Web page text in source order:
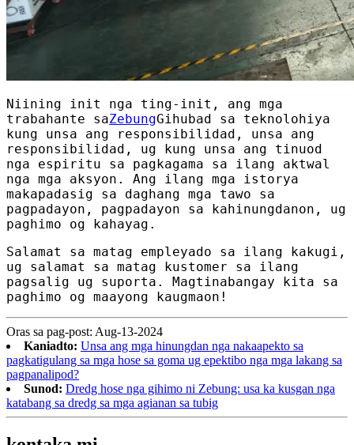
Niining init nga ting-init, ang mga
trabahante saZebungGihubad sa teknolohiya
kung unsa ang responsibilidad, unsa ang
responsibilidad, ug kung unsa ang tinuod
nga espiritu sa pagkagama sa ilang aktwal
nga mga aksyon. Ang ilang mga istorya
makapadasig sa daghang mga tawo sa
pagpadayon, pagpadayon sa kahinungdanon, ug
paghimo og kahayag.
Salamat sa matag empleyado sa ilang kakugi,
ug salamat sa matag kustomer sa ilang
pagsalig ug suporta. Magtinabangay kita sa
paghimo og maayong kaugmaon!
Oras sa pag-post: Aug-13-2024
Kaniadto: Unsa ang mga hinungdan nga nakaapekto sa
pagkatigulang sa mga hose sa goma ug epektibo nga mga lakang sa
pagpanalipod?
Sunod: Dredg hose nga gihimo ni Zebung: usa ka kusgan nga
katabang sa dredg sa mga agianan sa tubig